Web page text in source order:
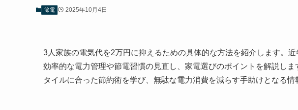
節電 2025年10月4日
3人家族の電気代を2万円に抑えるための具体的な方法を紹介します。
効率的な電力管理や節電習慣の見直し、家電選びのポイントを解説し
タイルに合った節約術を学び、無駄な電力消費を減らす手助けとなる情